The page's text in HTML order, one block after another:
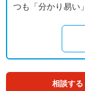
つも「分かり易い
相談する